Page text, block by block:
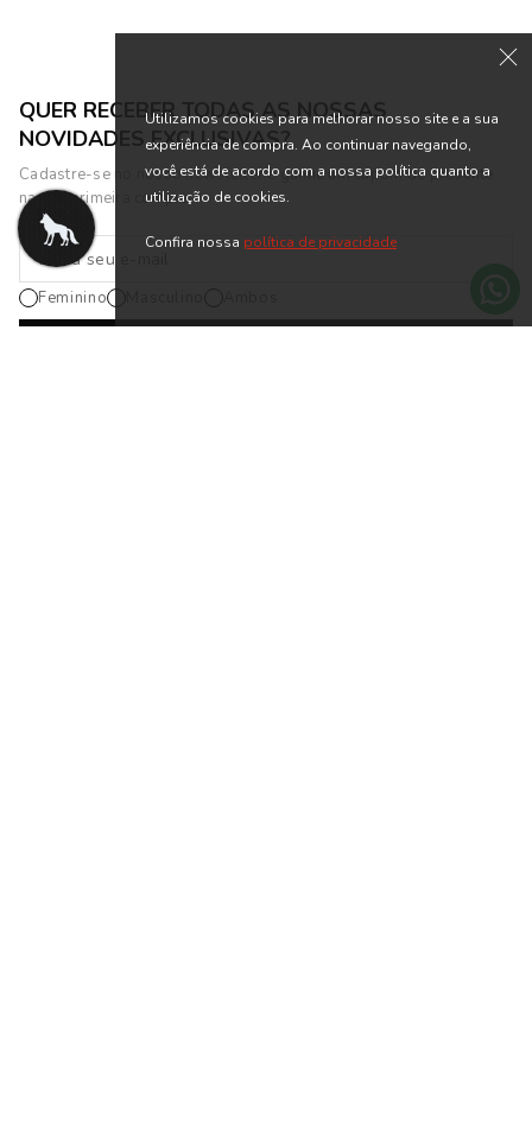
Utilizamos cookies para melhorar nosso site e a sua
experiência de compra. Ao continuar navegando,
você está de acordo com a nossa política quanto a
utilização de cookies.
Confira nossa política de privacidade